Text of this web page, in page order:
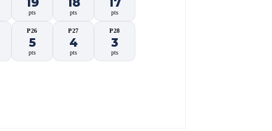
pts pts pts
P26
5
pts
P27
4
pts
P28
3
pts